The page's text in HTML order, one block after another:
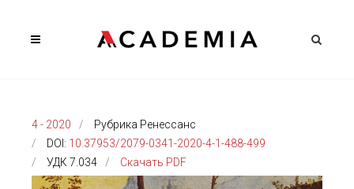
4 - 2020
Рубрика Ренессанс
DOI: 10.37953/2079-0341-2020-4-1-488-499
УДК 7.034
Скачать PDF